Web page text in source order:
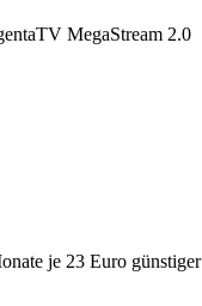
MegaStream 2.0
je 23 Euro günstiger